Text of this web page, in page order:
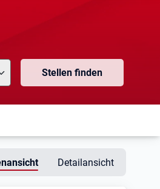
Stellen finden
Detailansicht